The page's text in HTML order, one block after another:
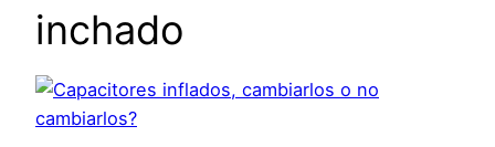
inchado